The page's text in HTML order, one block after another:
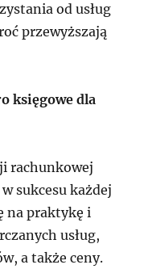
od usług
przewyższają
księgowe dla
rachunkowej
sukcesu każdej
na praktykę i
usług,
a także ceny.